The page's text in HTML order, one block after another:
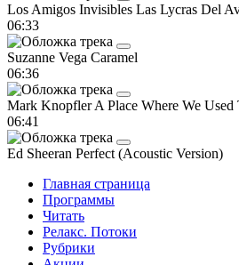
Los Amigos Invisibles Las Lycras Del
06:33
Suzanne Vega Caramel
06:36
Mark KnopflerA Place Where We
06:41
Ed Sheeran Perfect (Acoustic Version)
Главная страница
Программы
Читать
Релакс. Потоки
Рубрики